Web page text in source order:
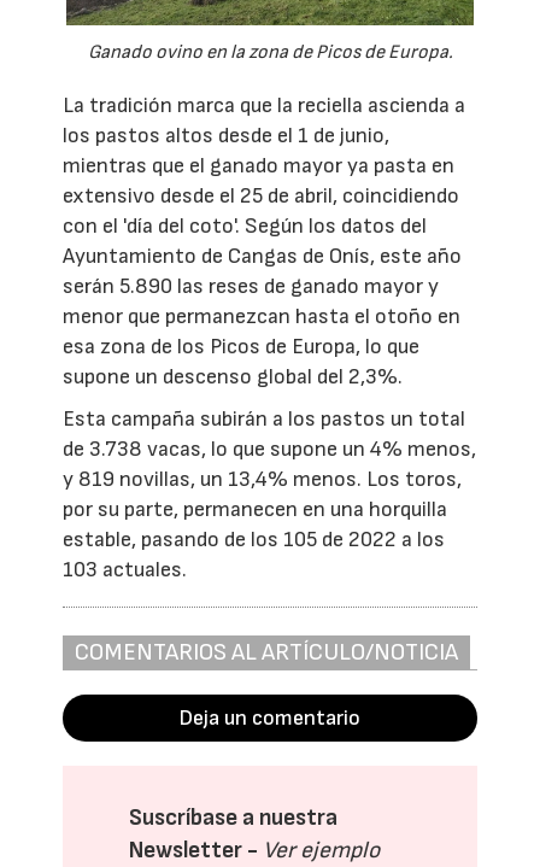
Ganado ovino en la zona de Picos de Europa.
La tradición marca que la reciella ascienda a
los pastos altos desde el 1 de junio,
mientras que el ganado mayor ya pasta en
extensivo desde el 25 de abril, coincidiendo
con el 'día del coto'. Según los datos del
Ayuntamiento de Cangas de Onís, este año
serán 5.890 las reses de ganado mayor y
menor que permanezcan hasta el otoño en
esa zona de los Picos de Europa, lo que
supone un descenso global del 2,3%.
Esta campaña subirán a los pastos un total
de 3.738 vacas, lo que supone un 4% menos,
y 819 novillas, un 13,4% menos. Los toros,
por su parte, permanecen en una horquilla
estable, pasando de los 105 de 2022 a los
103 actuales.
COMENTARIOS AL ARTÍCULO/NOTICIA
Deja un comentario
Suscríbase a nuestra
Newsletter - Ver ejemplo